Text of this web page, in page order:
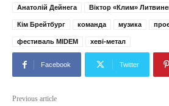
Анатолій Дейнега Віктор «Клим»
Кім Брейтбург команда музика
фестиваль MIDEM хеві-метал
Facebook Twitter
Previous article